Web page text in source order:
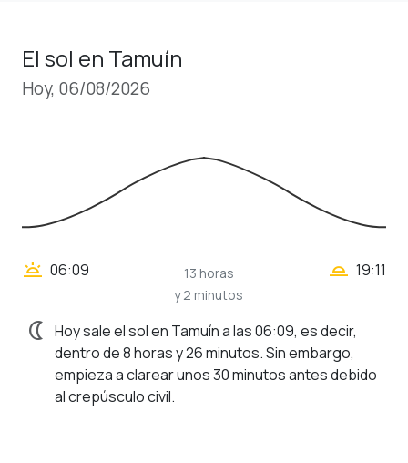
El sol en Tamuín
Hoy, 06/08/2026
wb_twilight 06:09
13 horas
y 2 minutos
wb_twilight_2 19:11
nightlight Hoy sale el sol en Tamuín a las 06:09, es decir,
dentro de 8 horas y 26 minutos. Sin embargo,
empieza a clarear unos 30 minutos antes debido
al crepúsculo civil.